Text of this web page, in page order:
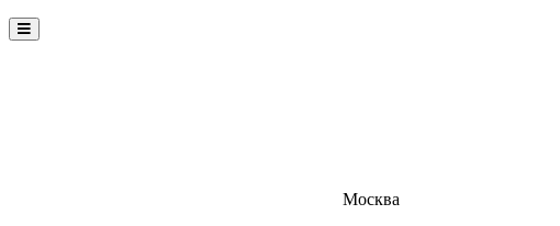
Menu
Москва